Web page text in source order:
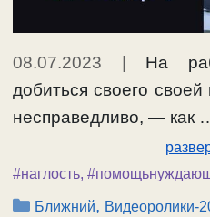
08.07.2023
На
добиться своего
несправедливо, — как
#наглость,
Рубрики
Ближний, Видеоролики-